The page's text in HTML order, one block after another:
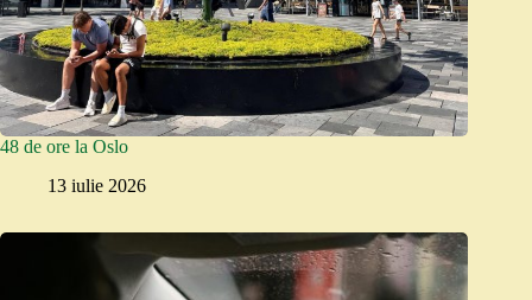
48 de ore la Oslo
13 iulie 2026